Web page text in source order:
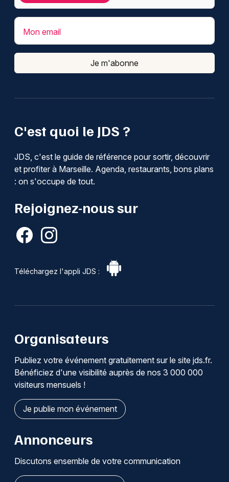
C'est quoi le JDS ?
JDS, c'est le guide de référence pour sortir, découvrir
et profiter à Marseille. Agenda, restaurants, bons plans
: on s'occupe de tout.
Rejoignez-nous sur
Téléchargez l'appli JDS :
Mon email
Je m'abonne
Organisateurs
Publiez votre événement gratuitement sur le site jds.fr.
Bénéficiez d'une visibilité auprès de nos 3 000 000
visiteurs mensuels !
Je publie mon événement
Annonceurs
Discutons ensemble de votre communication